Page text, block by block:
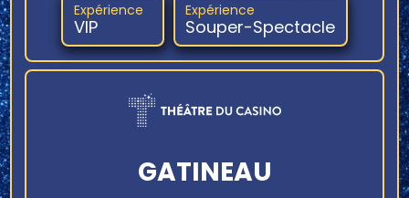
Expérience
Souper-Spectacle
Expérience
VIP
GATINEAU